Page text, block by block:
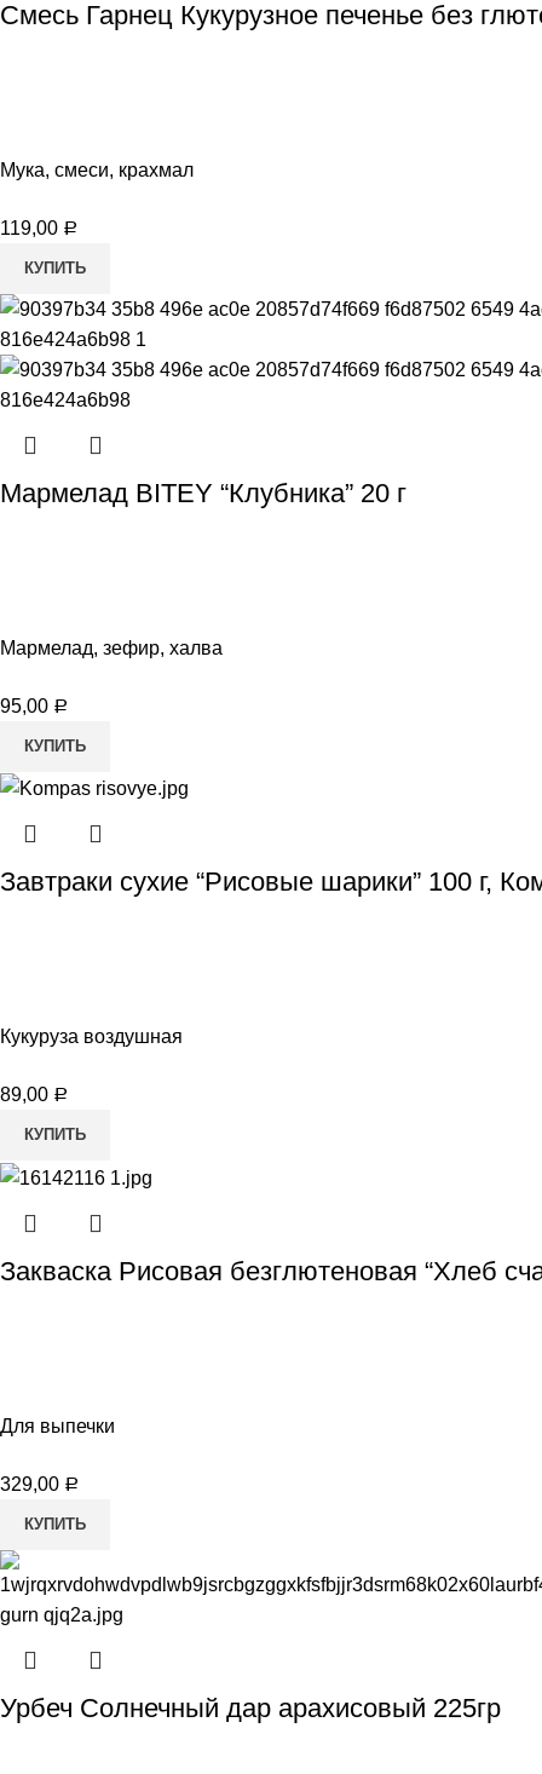
Смесь Гарнец Кукурузное печенье без
Мука, смеси, крахмал
119,00 Р
КУПИТЬ
Мармелад BITEY “Клубника” 20 г
Мармелад, зефир, халва
95,00 Р
КУПИТЬ
Завтраки сухие “Рисовые шарики” 100 г,
Кукуруза воздушная
89,00 Р
КУПИТЬ
Закваска Рисовая безглютеновая “Хлеб
Для выпечки
329,00 Р
КУПИТЬ
Урбеч Солнечный дар арахисовый 225гр